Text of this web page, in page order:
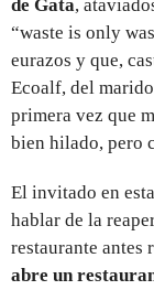
de Gata,
“waste is only
eurazos y que,
Ecoalf, del
primera vez que
bien hilado, pero
El invitado en
hablar de la
restaurante antes
abre un